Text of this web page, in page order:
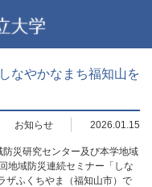
なやかなまち福知山を
お知らせ 2026.01.15
災研究センター及び本学地域
地域防災連続セミナー「しな
ザふくちやま（福知山市）で